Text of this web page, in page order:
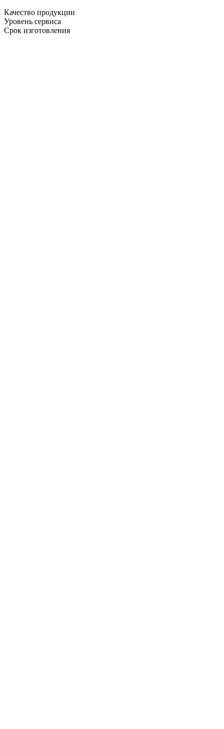
Качество продукции
Уровень сервиса
Срок изготовления